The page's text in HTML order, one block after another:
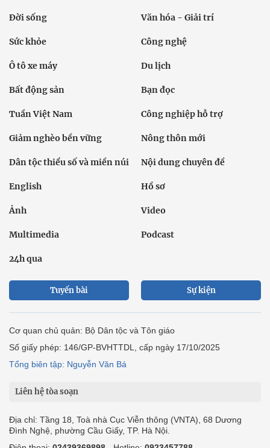
Đời sống Văn hóa - Giải trí
Sức khỏe Công nghệ
Ô tô xe máy Du lịch
Bất động sản Bạn đọc
Tuần Việt Nam Công nghiệp hỗ trợ
Giảm nghèo bền vững Nông thôn mới
Dân tộc thiểu số và miền núi Nội dung chuyên đề
English Hồ sơ
Ảnh Video
Multimedia Podcast
24h qua
Tuyến bài Sự kiện
Cơ quan chủ quản: Bộ Dân tộc và Tôn giáo
Số giấy phép: 146/GP-BVHTTDL, cấp ngày 17/10/2025
Tổng biên tập: Nguyễn Văn Bá
Liên hệ tòa soạn
Địa chỉ: Tầng 18, Toà nhà Cục Viễn thông (VNTA), 68 Dương
Đình Nghệ, phường Cầu Giấy, TP. Hà Nội.